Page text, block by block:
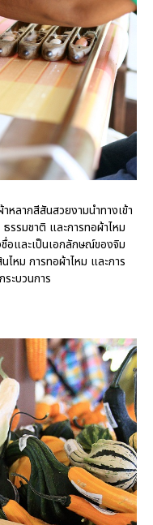
หลากสีสันสวยงามนำทางเข้า
รรมชาติ และการทอผ้าไหม
อและเป็นเอกลักษณ์ของจิม
หม การทอผ้าไหม และการ
ะบวนการ